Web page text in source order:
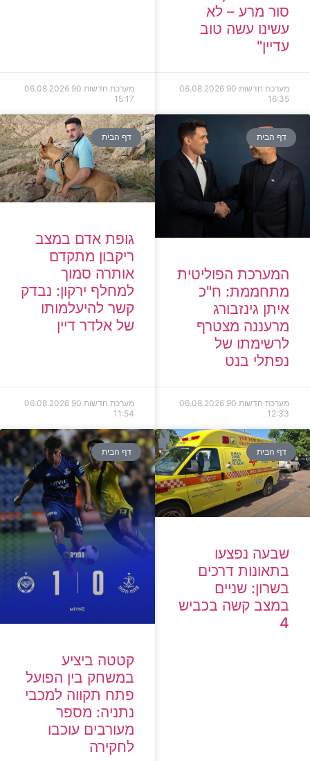
סור מרע – לא
עשינו עשה טוב
עדיין"
מערכת חדשות 90
06.08.2026
16:35
מערכת חדשות 90
06.08.2026
15:17
דף הבית
המערכת הפוליטית
מתחממת: ח"כ
איתן גינזבורג
מרעננה מצטרף
לרשימתו של
נפתלי בנט
מערכת חדשות 90
06.08.2026
12:33
דף הבית
גופת אדם במצב
ריקבון מתקדם
אותרה סמוך
למחלף ירקון: נבדק
קשר להיעלמותו
של אלדר דיין
מערכת חדשות 90
06.08.2026
11:54
דף הבית
שבעה נפצעו
בתאונות דרכים
בשרון: שניים
במצב קשה בכביש
4
דף הבית
קטטה ביציע
במשחק בין הפועל
פתח תקווה למכבי
נתניה: מספר
מעורבים עוכבו
לחקירה